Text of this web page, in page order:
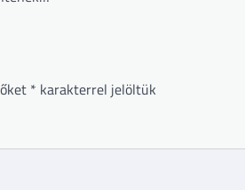
* karakterrel jelöltük